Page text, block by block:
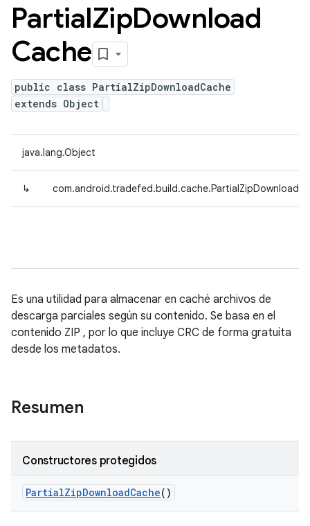
PartialZipDownload
Cache
public class PartialZipDownloadCache
extends Object
java.lang.Object
↳
Es una utilidad para almacenar en caché archivos de
descarga parciales según su contenido. Se basa en el
contenido ZIP , por lo que incluye CRC de forma gratuita
desde los metadatos.
Resumen
Constructores protegidos
PartialZipDownloadCache()